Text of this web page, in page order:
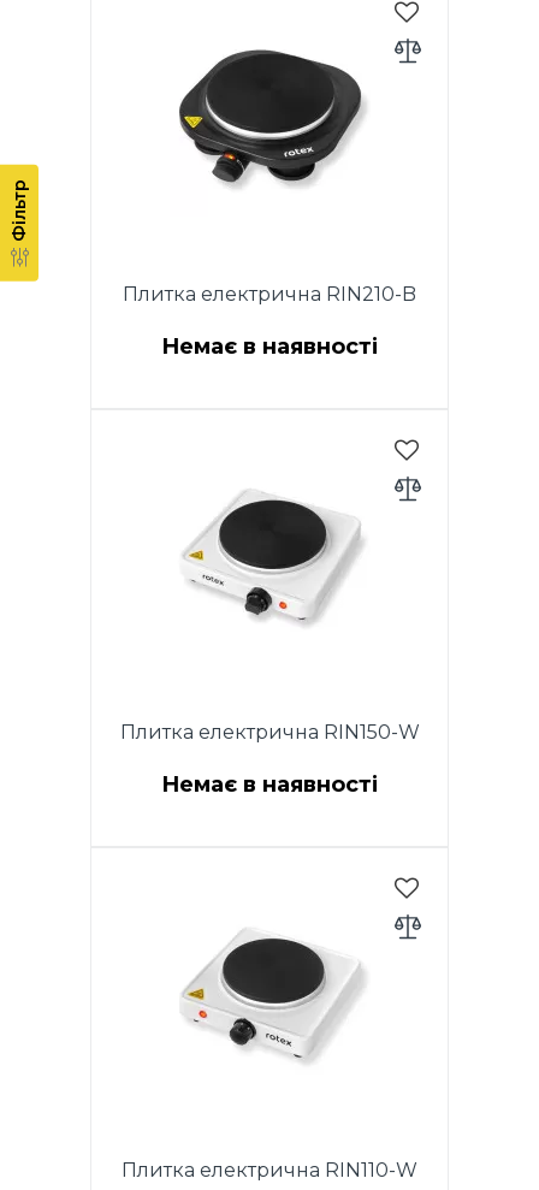
Фільтр
конфорка 185мм. Регулювання
термостата. Захист від
перегріву. Індикаторне світло.
Нековзні гумові ніжки. Розмір
виробу (270X295X80 мм).
Довжина мідного шнура
живлення 0.85 м. Колір: білий.
Плитка електрична RIN210-B
Немає в наявності
конфорка 185мм. Регулювання
термостата. Захист від
перегріву. Індикаторне світло.
Нековзні гумові ніжки. Розмір
виробу (270X295X80 мм).
Довжина мідного шнура
живлення 0.85 м. Колір:
Плитка електрична RIN150-W
Немає в наявності
конфорка 185мм. Регулювання
термостата. Захист від
перегріву. Індикаторне світло.
Нековзні гумові ніжки. Розмір
виробу (280X280X73 мм).
Довжина мідного шнура
живлення 0.85 м. Колір: білий.
Плитка електрична RIN110-W